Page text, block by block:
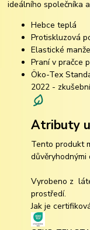
ideálního společníka
Hebce teplá
Protiskluzová
Elastické
Praní v pračce
Öko-Tex
2022 -
Atributy
Tento produkt
důvěryhodnými
Vyrobeno z
prostředí.
Jak je